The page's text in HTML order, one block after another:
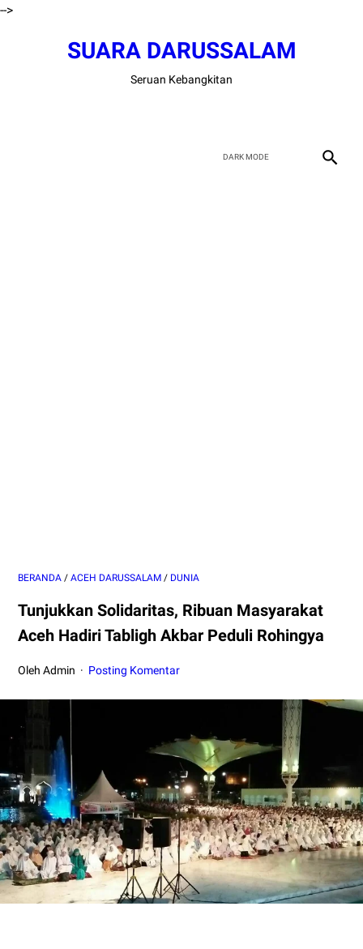
-->
SUARA DARUSSALAM
Seruan Kebangkitan
BERANDA / ACEH DARUSSALAM / DUNIA
Tunjukkan Solidaritas, Ribuan Masyarakat
Aceh Hadiri Tabligh Akbar Peduli Rohingya
Oleh Admin Posting Komentar